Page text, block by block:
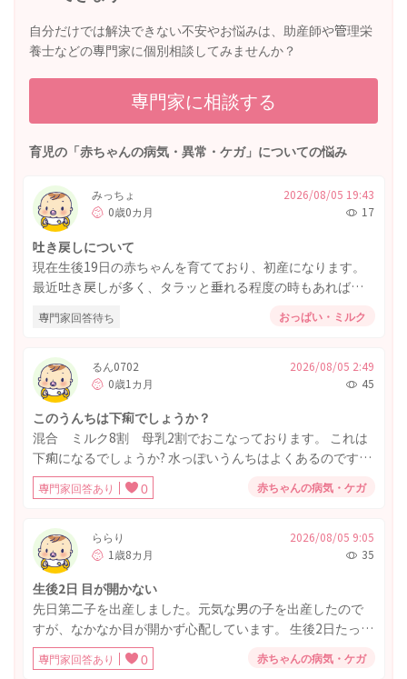
自分だけでは解決できない不安やお悩みは、助産師や管理栄
養士などの専門家に個別相談してみませんか？
専門家に相談する
育児の「赤ちゃんの病気・異常・ケガ」についての悩み
みっちょ
0歳0カ月
2026/08/05 19:43
17
吐き戻しについて
現在生後19日の赤ちゃんを育てており、初産になります。
最近吐き戻しが多く、タラッと垂れる程度の時もあれば、
時は苦しそうにしており、大量に吐き戻した後は寝てしま
い、ほほえみをあげていたのですが、アイクレオに変えて
みましたが改善しませんでした。 また、ゲップがすごい下
手で、ゲップが出る時と出ない時があります。ゲップが出
ない時は縦抱きにするといいと聞いたため、縦抱きにしよ
うとするのですが、嫌がって抵抗されます。そのため、横
抱きを縦の状態にして、数分抱っこしてから寝かせるので
すが、それでも大量に吐いてしまう時があります。ゲップ
わからず、とても心配です。ミルクをあげている時に足り
ないと泣かれると追加であげることがあり、結果吐き戻す
こともあります。 対処法はあるでしょうか？ もしあげ過ぎ
の場合、あげればあげるだけ飲んでしまうため、あげ過ぎ
ないように見極める方法はあるでしょうか？ 現在の娘の状
態は下記のとおりです。 ・2週間検診では体重増加は33g/
日 ・混合で、母乳合計20分(大体25ml)+60ml ・ミルクだけ
あげる時は60〜80ml ・ミルクの頻度は3時間毎 ・お腹が空
専門家回答待ち おっぱい・ミルク
るん0702
0歳1カ月
2026/08/05 2:49
45
このうんちは下痢でしょうか？
混合 ミルク8割 母乳2割でおこなっております。 これは
下痢になるでしょうか? 水っぽいうんちはよくあるのですが
ここまで水っぽいことはなく相談させてください
専門家回答あり 0 赤ちゃんの病気・ケガ
ららり
1歳8カ月
2026/08/05 9:05
35
生後2日 目が開かない
先日第二子を出産しました。元気な男の子を出産したので
すが、なかなか目が開かず心配しています。 生後2日たった
今日は、右目だけ開けてくれましたが、開きも弱く、左目
は開いていませんでした。 1人目の時は出産直後から両目が
専門家回答あり 0 赤ちゃんの病気・ケガ